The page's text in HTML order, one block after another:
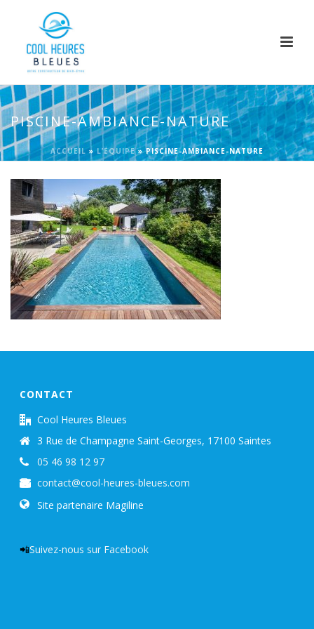
PISCINE-AMBIANCE-NATURE
ACCUEIL» L’ÉQUIPE»PISCINE-AMBIANCE-NATURE
CONTACT
Cool Heures Bleues
3 Rue de Champagne Saint-Georges, 17100 Saintes
05 46 98 12 97
contact@cool-heures-bleues.com
Site partenaire Magiline
📲Suivez-nous sur Facebook